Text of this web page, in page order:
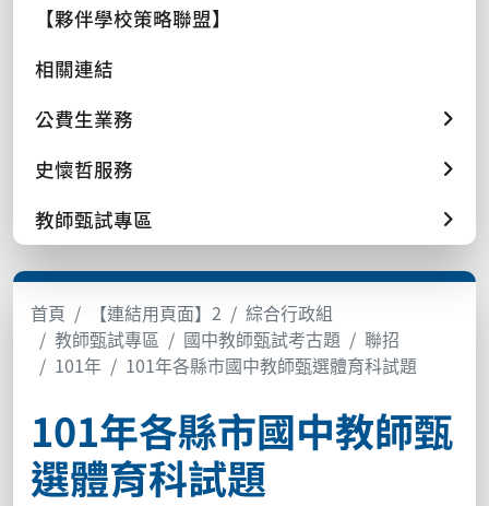
【夥伴學校策略聯盟】
相關連結
公費生業務
史懷哲服務
教師甄試專區
首頁 【連結用頁面】2
綜合行政組
教師甄試專區
國中教師甄試考古題
聯招
101年
101年各縣市國中教師甄選體育科試題
101年各縣市國中教師甄
選體育科試題